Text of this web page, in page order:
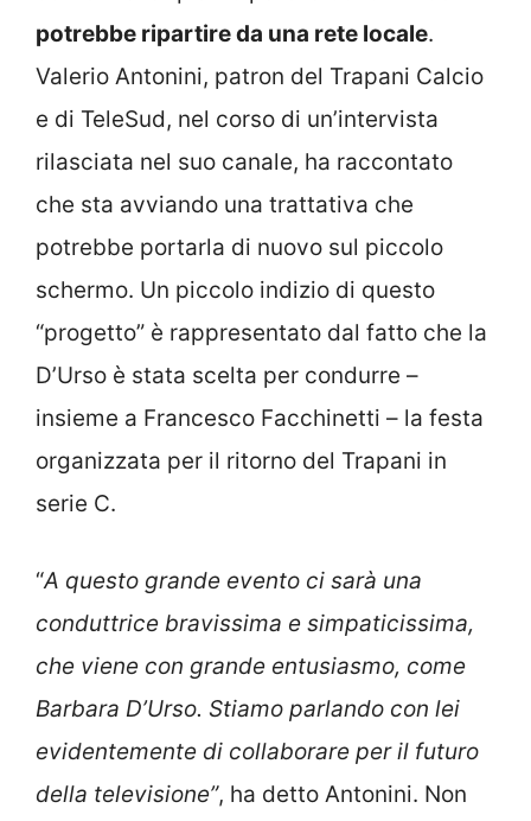
potrebbe ripartire da una rete locale.
Valerio Antonini, patron del Trapani Calcio
e di TeleSud, nel corso di un’intervista
rilasciata nel suo canale, ha raccontato
che sta avviando una trattativa che
potrebbe portarla di nuovo sul piccolo
schermo. Un piccolo indizio di questo
“progetto” è rappresentato dal fatto che la
D’Urso è stata scelta per condurre –
insieme a Francesco Facchinetti – la festa
organizzata per il ritorno del Trapani in
serie C.
“A questo grande evento ci sarà una
conduttrice bravissima e simpaticissima,
che viene con grande entusiasmo, come
Barbara D’Urso. Stiamo parlando con lei
evidentemente di collaborare per il futuro
della televisione”, ha detto Antonini. Non